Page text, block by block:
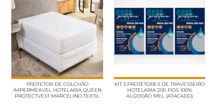
PROTETOR DE COLCHÃO
IMPERMEAVEL HOTELARIA QUEEN
PROTECTVEST MARCELINO TEXTIL
KIT 3 PROTETORES DE TRAVESSEIRO
HOTELARIA 200 FIOS 100%
ALGODÃO MEL (ATACADO)